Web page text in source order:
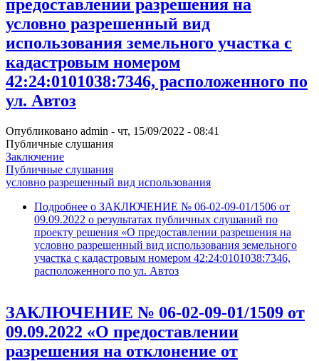
предоставлении разрешения на
условно разрешенный вид
использования земельного участка с
кадастровым номером
42:24:0101038:7346, расположенного по
ул. Автоз
Опубликовано admin - чт, 15/09/2022 - 08:41
Публичные слушания
Заключение
Публичные слушания
условно разрешенный вид использования
Подробнее о ЗАКЛЮЧЕНИЕ № 06-02-09-01/1506 от
09.09.2022 о результатах публичных слушаний по
проекту решения «О предоставлении разрешения на
условно разрешенный вид использования земельного
участка с кадастровым номером 42:24:0101038:7346,
расположенного по ул. Автоз
ЗАКЛЮЧЕНИЕ № 06-02-09-01/1509 от
09.09.2022 «О предоставлении
разрешения на отклонение от